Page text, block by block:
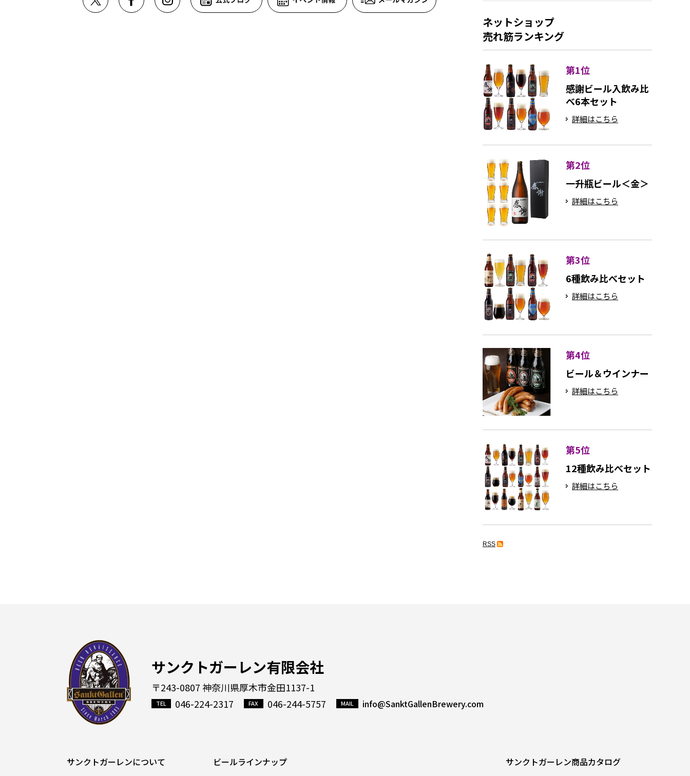
ネットショップ
売れ筋ランキング
第1位
感謝ビール入飲み比
べ6本セット
詳細はこちら
第2位
一升瓶ビール＜金＞
詳細はこちら
第3位
6種飲み比べセット
詳細はこちら
第4位
ビール＆ウインナー
詳細はこちら
第5位
12種飲み比べセット
詳細はこちら
RSS
サンクトガーレン有限会社
〒243-0807 神奈川県厚木市金田1137-1
046-224-2317
046-244-5757 info@SanktGallenBrewery.com
サンクトガーレンについて ビールラインナップ
サンクトガーレン商品カタログ